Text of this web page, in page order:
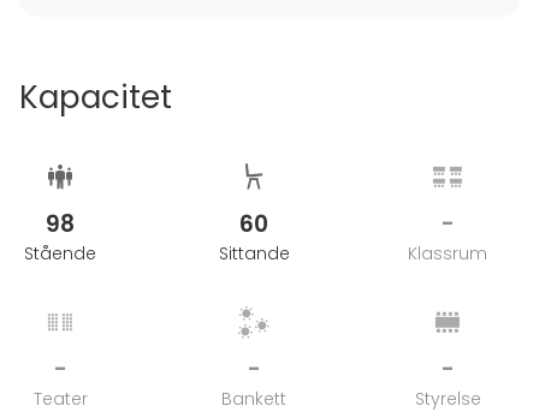
Kapacitet
98
Stående
60
Sittande
-
Klassrum
-
Teater
-
Bankett
-
Styrelse